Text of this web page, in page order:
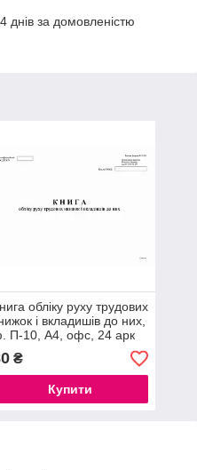
днів за домовленістю
обліку руху трудових
і вкладишів до них,
П-10, А4, офс, 24 арк
₴
Купити